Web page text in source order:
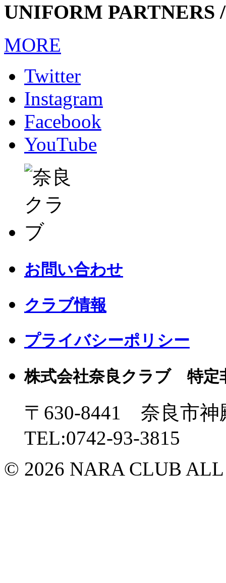
UNIFORM PARTNERS
MORE
Twitter
Instagram
Facebook
YouTube
お問い合わせ
クラブ情報
プライバシーポリシー
株式会社奈良クラブ 特定
〒630-8441 奈良市
TEL:0742-93-3815
© 2026 NARA CLUB ALL